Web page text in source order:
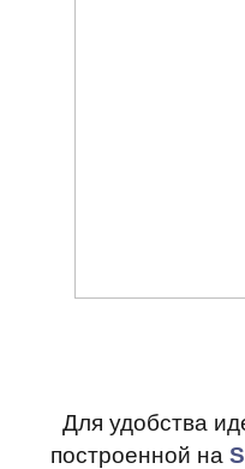
Для удобства
построенной на